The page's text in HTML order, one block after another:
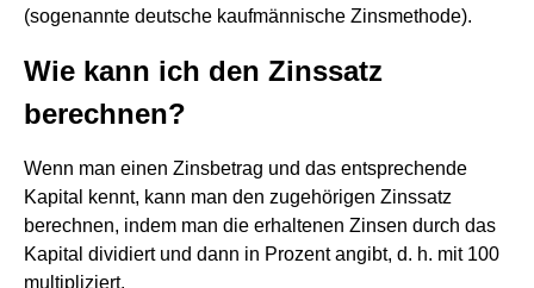
(sogenannte deutsche kaufmännische Zinsmethode).
Wie kann ich den Zinssatz
berechnen?
Wenn man einen Zinsbetrag und das entsprechende
Kapital kennt, kann man den zugehörigen Zinssatz
berechnen, indem man die erhaltenen Zinsen durch das
Kapital dividiert und dann in Prozent angibt, d. h. mit 100
multipliziert.